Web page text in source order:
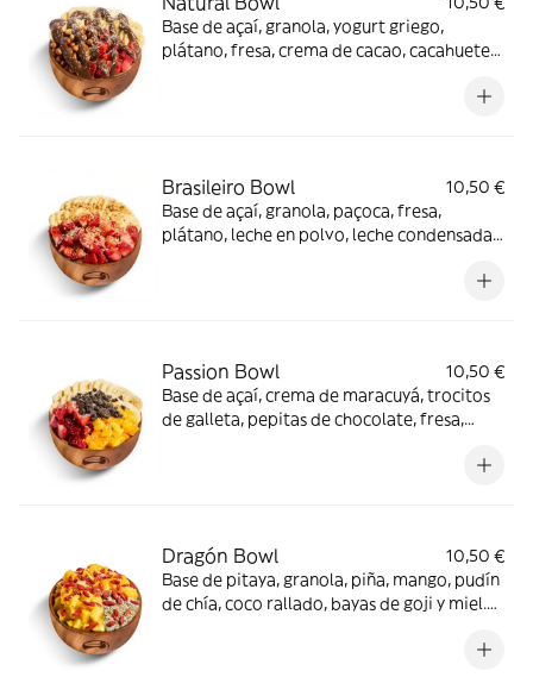
Base de açaí, granola, yogurt griego,
plátano, fresa, crema de cacao, cacahuetes
Brasileiro Bowl
10,50 €
Base de açaí, granola, paçoca, fresa,
plátano, leche en polvo, leche condensada y
Passion Bowl
10,50 €
Base de açaí, crema de maracuyá, trocitos
de galleta, pepitas de chocolate, fresa,
cambiar algún topping te recomendamos
Dragón Bowl
10,50 €
Base de pitaya, granola, piña, mango, pudín
de chía, coco rallado, bayas de goji y miel.
recomendamos que uses la opción de crea